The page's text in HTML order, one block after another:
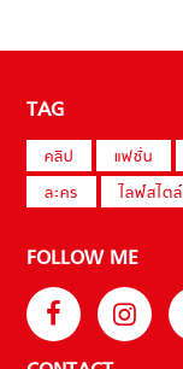
TAG
คลิป แฟชั่น
ละคร
ไลฟ์สไตล์
FOLLOW ME